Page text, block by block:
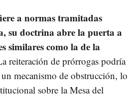
a normas tramitadas
su doctrina abre la puerta a
similares como la de la
reiteración de prórrogas podría
mecanismo de obstrucción, lo
sobre la Mesa del